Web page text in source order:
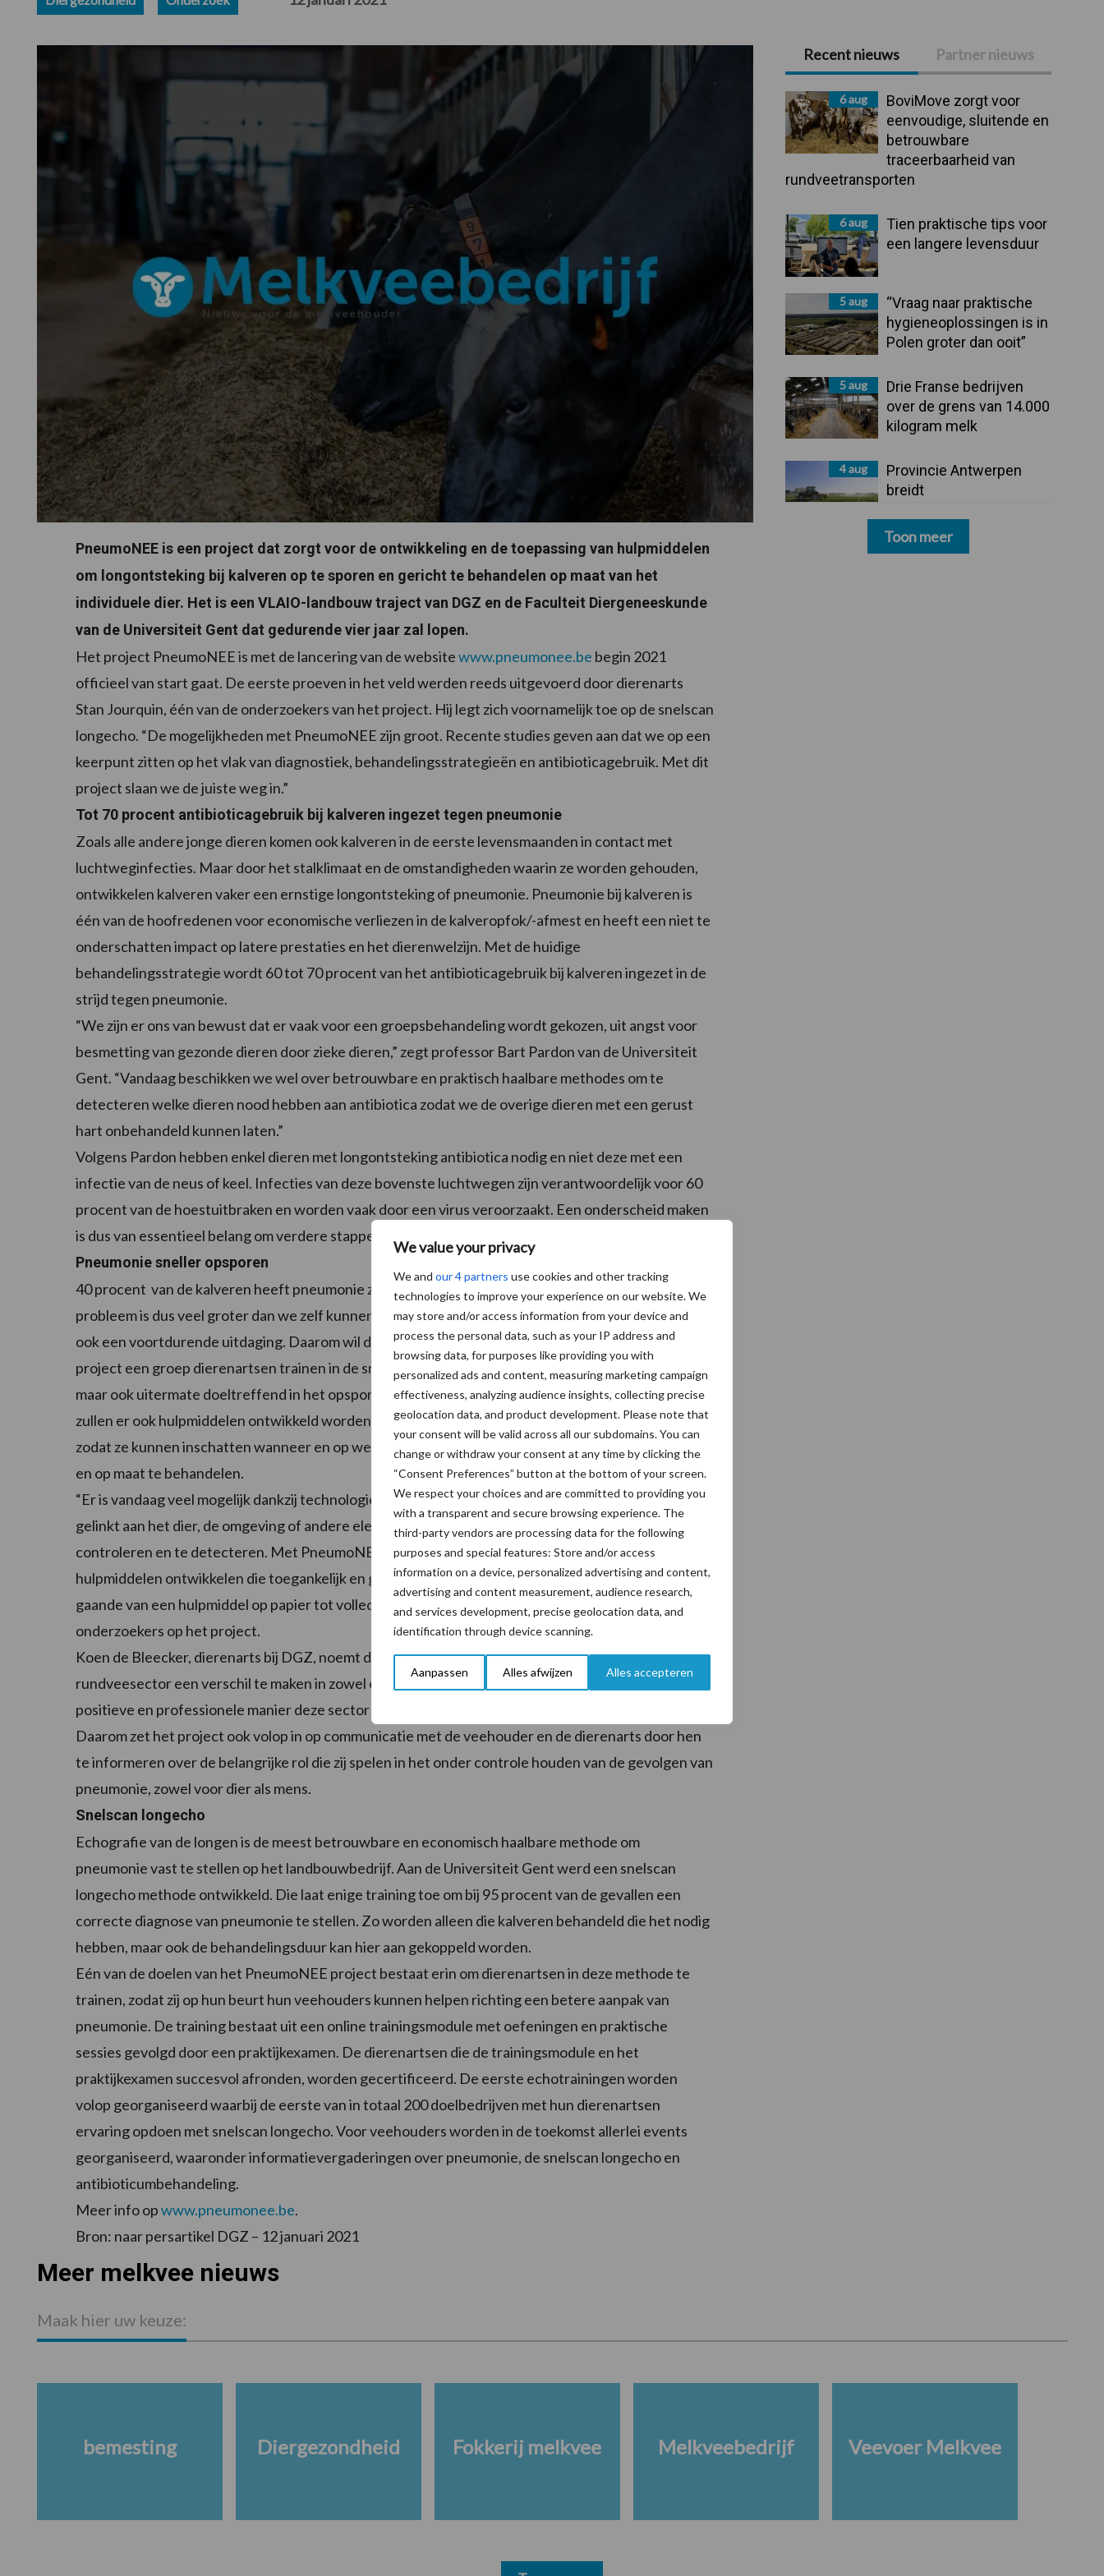
We value your privacy
We and our 4 partners use cookies and other tracking
technologies to improve your experience on our website. We
may store and/or access information from your device and
process the personal data, such as your IP address and
browsing data, for purposes like providing you with
personalized ads and content, measuring marketing campaign
effectiveness, analyzing audience insights, collecting precise
geolocation data, and product development. Please note that
your consent will be valid across all our subdomains. You can
change or withdraw your consent at any time by clicking the
“Consent Preferences” button at the bottom of your screen.
We respect your choices and are committed to providing you
with a transparent and secure browsing experience. The
third-party vendors are processing data for the following
purposes and special features: Store and/or access
information on a device, personalized advertising and content,
advertising and content measurement, audience research,
and services development, precise geolocation data, and
identification through device scanning.
Aanpassen Alles afwijzen Alles accepteren
PneumoNEE is een project dat zorgt voor de ontwikkeling en de toepassing van hulpmiddelen
om longontsteking bij kalveren op te sporen en gericht te behandelen op maat van het
individuele dier. Het is een VLAIO-landbouw traject van DGZ en de Faculteit Diergeneeskunde
van de Universiteit Gent dat gedurende vier jaar zal lopen.
Het project PneumoNEE is met de lancering van de websitewww.pneumonee.be begin 2021
officieel van start gaat. De eerste proeven in het veld werden reeds uitgevoerd door dierenarts
Stan Jourquin, één van de onderzoekers van het project. Hij legt zich voornamelijk toe op de snelscan
longecho. “De mogelijkheden met PneumoNEE zijn groot. Recente studies geven aan dat we op een
keerpunt zitten op het vlak van diagnostiek, behandelingsstrategieën en antibioticagebruik. Met dit
project slaan we de juiste weg in.”
Tot 70 procent antibioticagebruik bij kalveren ingezet tegen pneumonie
Zoals alle andere jonge dieren komen ook kalveren in de eerste levensmaanden in contact met
luchtweginfecties. Maar door het stalklimaat en de omstandigheden waarin ze worden gehouden,
ontwikkelen kalveren vaker een ernstige longontsteking of pneumonie. Pneumonie bij kalveren is
één van de hoofredenen voor economische verliezen in de kalveropfok/-afmest en heeft een niet te
onderschatten impact op latere prestaties en het dierenwelzijn. Met de huidige
behandelingsstrategie wordt 60 tot 70 procent van het antibioticagebruik bij kalveren ingezet in de
strijd tegen pneumonie.
“We zijn er ons van bewust dat er vaak voor een groepsbehandeling wordt gekozen, uit angst voor
besmetting van gezonde dieren door zieke dieren,” zegt professor Bart Pardon van de Universiteit
Gent. “Vandaag beschikken we wel over betrouwbare en praktisch haalbare methodes om te
detecteren welke dieren nood hebben aan antibiotica zodat we de overige dieren met een gerust
hart onbehandeld kunnen laten.”
Volgens Pardon hebben enkel dieren met longontsteking antibiotica nodig en niet deze met een
infectie van de neus of keel. Infecties van deze bovenste luchtwegen zijn verantwoordelijk voor 60
procent van de hoestuitbraken en worden vaak door een virus veroorzaakt. Een onderscheid maken
is dus van essentieel belang om verdere stappen en/of een correct behandelingsplan uit te voeren.
Pneumonie sneller opsporen
40 procent van de kalveren heeft pneumonie zonder ook maar enig symptoom te vertonen. Het
probleem is dus veel groter dan we zelf kunnen waarnemen. Een snelle en goede opsporing is dan
ook een voortdurende uitdaging. Daarom wil de Gentse universiteit binnen het PneumoNEE-
project een groep dierenartsen trainen in de snelscan longecho. Deze methode is niet alleen snel
maar ook uitermate doeltreffend in het opsporen van pneumonie bij kalveren. Binnen het project
zullen er ook hulpmiddelen ontwikkeld worden die veehouder én dierenarts tijdig helpen alarmeren,
zodat ze kunnen inschatten wanneer en op welke manier het zinvol is om kalveren te bemonsteren
en op maat te behandelen.
“Er is vandaag veel mogelijk dankzij technologie. Alleen weten we nog niet goed welke factoren,
gelinkt aan het dier, de omgeving of andere elementen, we het beste volgen om longontsteking te
controleren en te detecteren. Met PneumoNEE willen we daar een antwoord op vinden en
hulpmiddelen ontwikkelen die toegankelijk en gemakkelijk toe te passen zijn voor elk type bedrijf,
gaande van een hulpmiddel op papier tot volledige automatisatie”, zegt Thomas Lowie, een jonge
onderzoekers op het project.
Koen de Bleecker, dierenarts bij DGZ, noemt dit project “een unieke kans om als Vlaamse
rundveesector een verschil te maken in zowel economisch rendement, als om te tonen op welke
positieve en professionele manier deze sector bijdraagt tot grotere maatschappelijke uitdagingen.”
Daarom zet het project ook volop in op communicatie met de veehouder en de dierenarts door hen
te informeren over de belangrijke rol die zij spelen in het onder controle houden van de gevolgen van
pneumonie, zowel voor dier als mens.
Snelscan longecho
Echografie van de longen is de meest betrouwbare en economisch haalbare methode om
pneumonie vast te stellen op het landbouwbedrijf. Aan de Universiteit Gent werd een snelscan
longecho methode ontwikkeld. Die laat enige training toe om bij 95 procent van de gevallen een
correcte diagnose van pneumonie te stellen. Zo worden alleen die kalveren behandeld die het nodig
hebben, maar ook de behandelingsduur kan hier aan gekoppeld worden.
Eén van de doelen van het PneumoNEE project bestaat erin om dierenartsen in deze methode te
trainen, zodat zij op hun beurt hun veehouders kunnen helpen richting een betere aanpak van
pneumonie. De training bestaat uit een online trainingsmodule met oefeningen en praktische
sessies gevolgd door een praktijkexamen. De dierenartsen die de trainingsmodule en het
praktijkexamen succesvol afronden, worden gecertificeerd. De eerste echotrainingen worden
volop georganiseerd waarbij de eerste van in totaal 200 doelbedrijven met hun dierenartsen
ervaring opdoen met snelscan longecho. Voor veehouders worden in de toekomst allerlei events
georganiseerd, waaronder informatievergaderingen over pneumonie, de snelscan longecho en
antibioticumbehandeling.
Meer info opwww.pneumonee.be.
Bron: naar persartikel DGZ – 12 januari 2021
Primaire
Sidebar
Recent nieuws Partner nieuws
6 aug
BoviMove zorgt voor
eenvoudige, sluitende en
betrouwbare
traceerbaarheid van
rundveetransporten
6 aug
Tien praktische tips voor
een langere levensduur
5 aug
“Vraag naar praktische
hygieneoplossingen is in
Polen groter dan ooit”
5 aug
Drie Franse bedrijven
over de grens van 14.000
kilogram melk
4 aug
Provincie Antwerpen
breidt
geen water meer
Toon meer
Meer melkvee nieuws
Maak hier uw keuze:
bemesting Diergezondheid Fokkerij melkvee Melkveebedrijf Veevoer Melkvee